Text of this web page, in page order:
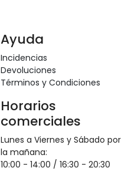
Ayuda
Incidencias
Devoluciones
Términos y Condiciones
Horarios
comerciales
Lunes a Viernes y Sábado por
la mañana:
10:00 - 14:00 / 16:30 - 20:30